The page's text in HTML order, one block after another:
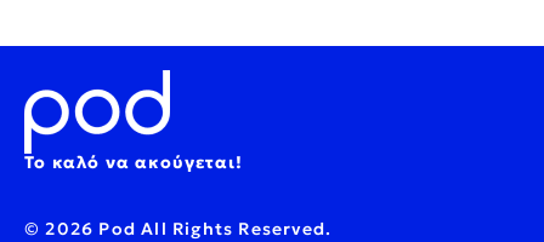
Το καλό να ακούγεται!
© 2026 Pod All Rights Reserved.